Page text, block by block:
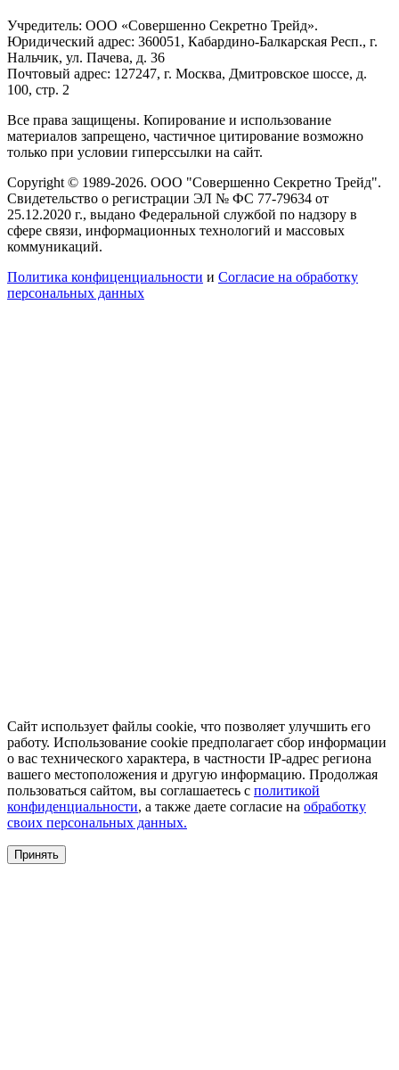
Учредитель: ООО «Совершенно Секретно Трейд».
Юридический адрес: 360051, Кабардино-Балкарская Респ., г.
Нальчик, ул. Пачева, д. 36
Почтовый адрес: 127247, г. Москва, Дмитровское шоссе, д.
100, стр. 2
Все права защищены. Копирование и использование
материалов запрещено, частичное цитирование возможно
только при условии гиперссылки на сайт.
Copyright © 1989-2026. ООО "Совершенно Секретно Трейд".
Свидетельство о регистрации ЭЛ № ФС 77-79634 от
25.12.2020 г., выдано Федеральной службой по надзору в
сфере связи, информационных технологий и массовых
коммуникаций.
Политика конфиценциальности и Согласие на обработку
персональных данных
Сайт использует файлы cookie, что позволяет улучшить его
работу. Использование cookie предполагает сбор информации
о вас технического характера, в частности IP-адрес региона
вашего местоположения и другую информацию. Продолжая
пользоваться сайтом, вы соглашаетесь с политикой
конфиденциальности, а также даете согласие на обработку
своих персональных данных.
Принять